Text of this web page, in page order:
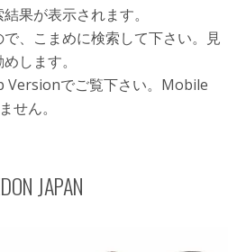
果が表示されます。
、こまめに検索して下さい。見
します。
Versionでご覧下さい。Mobile
せん。
JAPAN